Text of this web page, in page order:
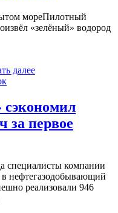
мореПилотный
«зелёный» водород
далее
за первое
специалисты компании
нефтегазодобывающий
реализовали 946